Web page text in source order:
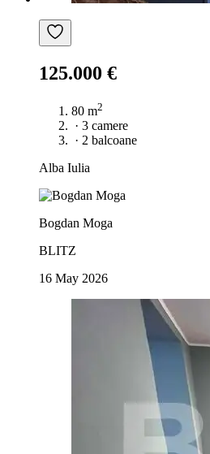
125.000 €
80 m2
· 3 camere
· 2 balcoane
Alba Iulia
Bogdan Moga
BLITZ
16 May 2026